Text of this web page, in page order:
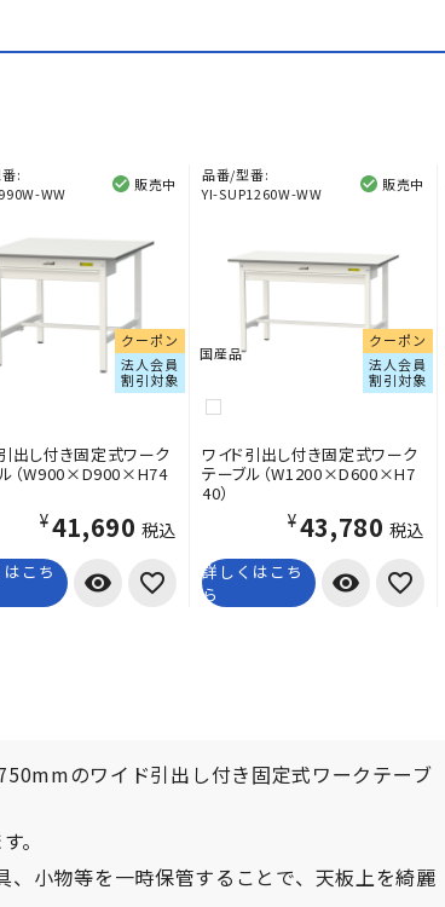
:
WW
販売中
クーポン
法人会員
割引対象
出し付き固定式ワーク
（W900×D900×H74
¥41,690 税込
こち
visibility
品番/型番:
YI-SUP1260W-WW
販売中
クーポン
法人会員
割引対象
国産品
ワイド引出し付き固定式ワーク
テーブル（W1200×D600×H7
40）
¥43,780 税込
詳しくはこち
ら
visibility
のワイド引出し付き固定式ワークテーブ
。
小物等を一時保管することで、天板上を綺麗